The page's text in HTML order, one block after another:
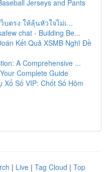
Jerseys and Pants
ตรง ให้ลุ้นหัวใจไม่เ...
chat - Building Be...
Kết Quả XSMB Nghĩ Đề
A Comprehensive ...
Complete Guide
Xổ Số VIP: Chốt Số Hôm
| Live | Tag Cloud | Top